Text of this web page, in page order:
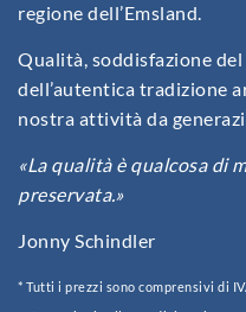
regione dell’Emsland.
Qualità, soddisfazione
dell’autentica tradizione
nostra attività da
«La qualità è qualcosa di
preservata.»
Jonny Schindler
* Tutti i prezzi sono comprensivi di